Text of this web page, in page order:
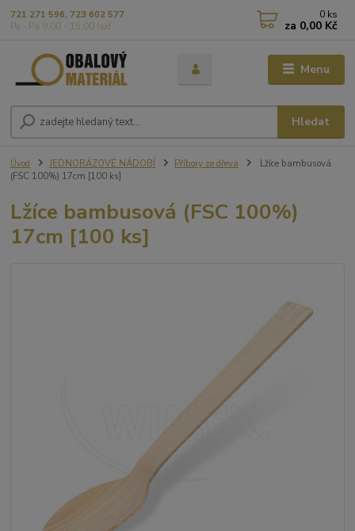
Menu
Hledat
721 271 596, 723 602 577
Po - Pá 9,00 - 15,00 hod
0 ks
za 0,00 Kč
Úvod JEDNORÁZOVÉ NÁDOBÍ Příbory ze dřeva
Lžíce bambusová
(FSC 100%) 17cm [100 ks]
Lžíce bambusová (FSC 100%)
17cm [100 ks]